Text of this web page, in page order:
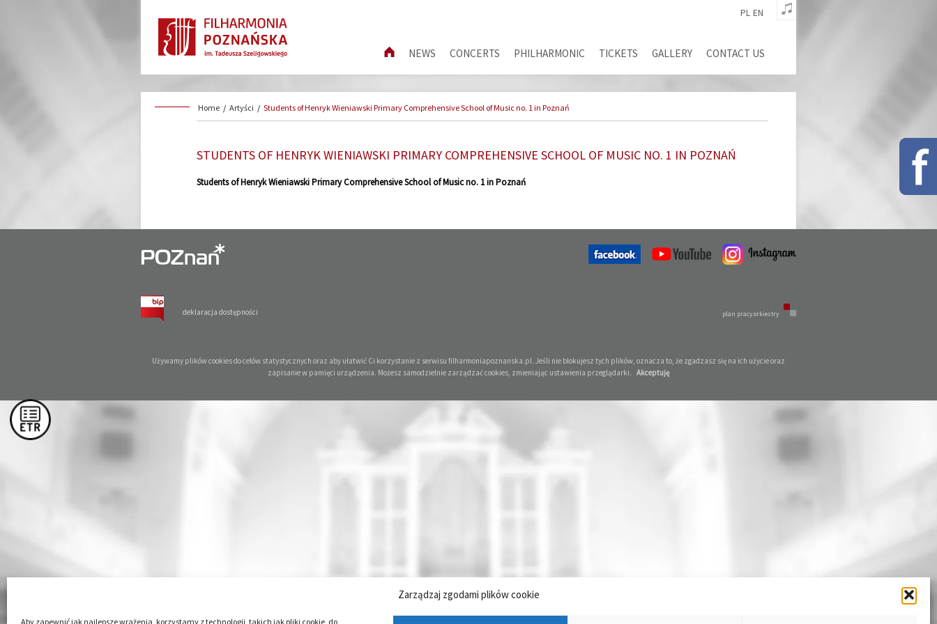
Zarządzaj zgodami plików cookie
Aby zapewnić jak najlepsze wrażenia, korzystamy z technologii, takich jak pliki cookie, do
PL EN
NEWS CONCERTS PHILHARMONIC TICKETS GALLERY CONTACT US
Home / Artyści / Students of Henryk Wieniawski Primary Comprehensive School of Music no. 1 in Poznań
STUDENTS OF HENRYK WIENIAWSKI PRIMARY COMPREHENSIVE SCHOOL OF MUSIC NO. 1 IN POZNAŃ
Students of Henryk Wieniawski Primary Comprehensive School of Music no. 1 in Poznań
deklaracja dostępności plan pracy orkiestry
Używamy plików cookies do celów statystycznych oraz aby ułatwić Ci korzystanie z serwisu filharmoniapoznanska.pl. Jeśli nie blokujesz tych plików, oznacza to, że zgadzasz się na ich użycie oraz
zapisanie w pamięci urządzenia. Możesz samodzielnie zarządzać cookies, zmieniając ustawienia przeglądarki. Akceptuję